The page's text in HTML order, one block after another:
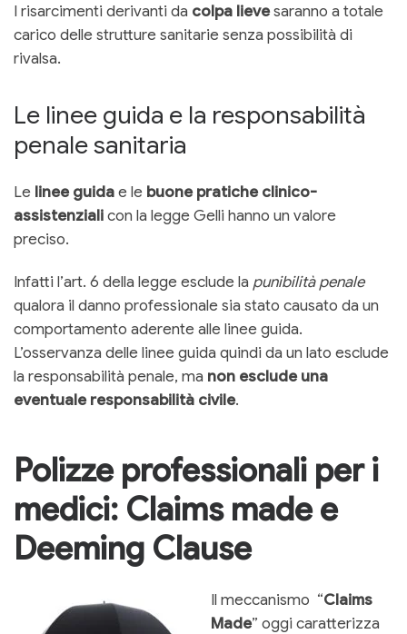
I risarcimenti derivanti da colpa lievesaranno a totale
carico delle strutture sanitarie senza possibilità di
rivalsa.
Le linee guida e la responsabilità
penale sanitaria
Le linee guidae le buone pratiche clinico-
assistenzialicon la legge Gelli hanno un valore
preciso.
Infatti l’art. 6 della legge esclude la punibilità penale
qualora il danno professionale sia stato causato da un
comportamento aderente alle linee guida.
L’osservanza delle linee guida quindi da un lato esclude
la responsabilità penale, ma non esclude una
eventuale responsabilità civile.
Polizze professionali per i
medici: Claims made e
Deeming Clause
Il meccanismo “Claims
Made” oggi caratterizza